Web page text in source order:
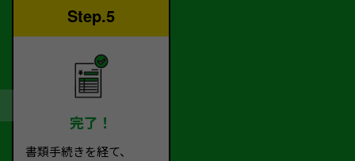
Step.5
完了！
書類手続きを経て、